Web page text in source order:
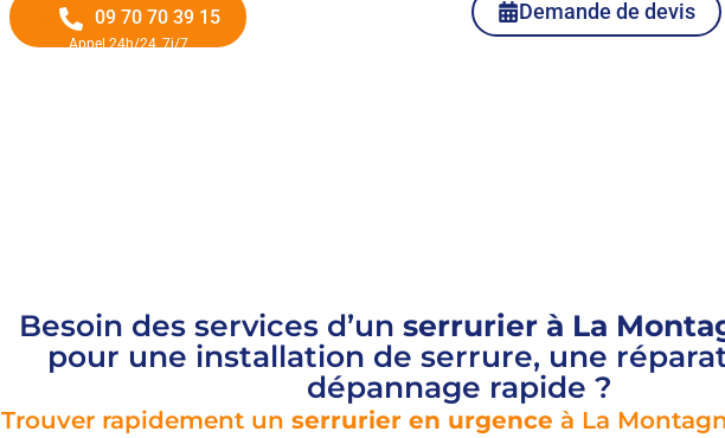
09 70 70 39 15
Appel 24h/24, 7j/7
Demande de devis
Besoin des services d’un serrurier à La
pour une installation de serrure, une
dépannage rapide ?
Trouver rapidement un serrurier en urgence à La